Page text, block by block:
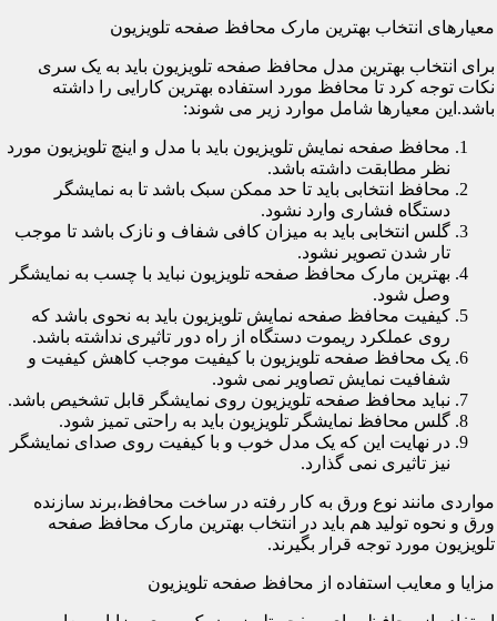
معیارهای انتخاب بهترین مارک محافظ صفحه تلویزیون
برای انتخاب بهترین مدل محافظ صفحه تلویزیون باید به یک سری
نکات توجه کرد تا محافظ مورد استفاده بهترین کارایی را داشته
باشد.این معیارها شامل موارد زیر می شوند:
محافظ صفحه نمایش تلویزیون باید با مدل و اینچ تلویزیون مورد
نظر مطابقت داشته باشد.
محافظ انتخابی باید تا حد ممکن سبک باشد تا به نمایشگر
دستگاه فشاری وارد نشود.
گلس انتخابی باید به میزان کافی شفاف و نازک باشد تا موجب
تار شدن تصویر نشود.
بهترین مارک محافظ صفحه تلویزیون نباید با چسب به نمایشگر
وصل شود.
کیفیت محافظ صفحه نمایش تلویزیون باید به نحوی باشد که
روی عملکرد ریموت دستگاه از راه دور تاثیری نداشته باشد.
یک محافظ صفحه تلویزیون با کیفیت موجب کاهش کیفیت و
شفافیت نمایش تصاویر نمی شود.
نباید محافظ صفحه تلویزیون روی نمایشگر قابل تشخیص باشد.
گلس محافظ نمایشگر تلویزیون باید به راحتی تمیز شود.
در نهایت این که یک مدل خوب و با کیفیت روی صدای نمایشگر
نیز تاثیری نمی گذارد.
مواردی مانند نوع ورق به کار رفته در ساخت محافظ،برند سازنده
ورق و نحوه تولید هم باید در انتخاب بهترین مارک محافظ صفحه
تلویزیون مورد توجه قرار بگیرند.
مزایا و معایب استفاده از محافظ صفحه تلویزیون